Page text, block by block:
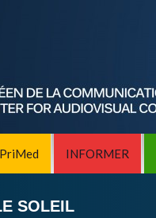
PriMed INFORMER
SOLEIL